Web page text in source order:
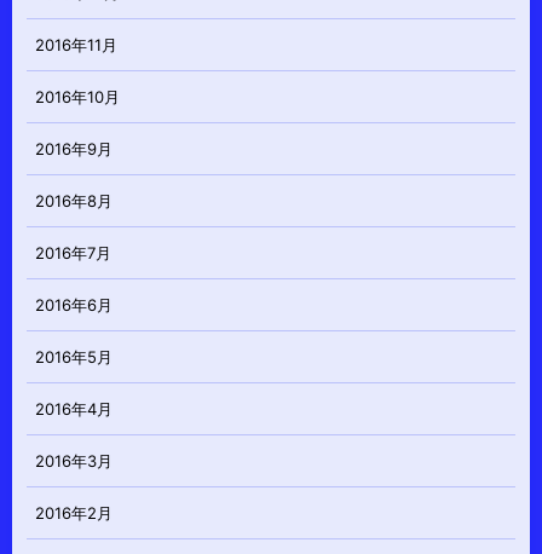
2016年11月
2016年10月
2016年9月
2016年8月
2016年7月
2016年6月
2016年5月
2016年4月
2016年3月
2016年2月